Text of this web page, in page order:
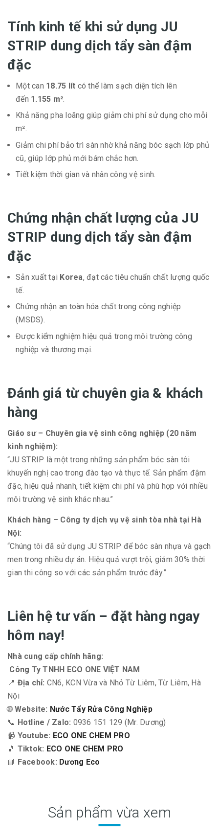
Tính kinh tế khi sử dụng JU
STRIP dung dịch tẩy sàn đậm
đặc
Một can 18.75 lít có thể làm sạch diện tích lên
đến 1.155 m²
Khả năng pha loãng giúp giảm chi phí sử dụng cho mỗi
m².
Giảm chi phí bảo trì sàn nhờ khả năng bóc sạch lớp phủ
cũ, giúp lớp phủ mới bám chắc hơn.
Tiết kiệm thời gian và nhân công vệ sinh.
Chứng nhận chất lượng của JU
STRIP dung dịch tẩy sàn đậm
đặc
Sản xuất tại Korea, đạt các tiêu chuẩn chất lượng quốc
tế.
Chứng nhận an toàn hóa chất trong công nghiệp
(MSDS).
Được kiểm nghiệm hiệu quả trong môi trường công
nghiệp và thương mại.
Đánh giá từ chuyên gia & khách
hàng
Giáo sư – Chuyên gia vệ sinh công nghiệp (20 năm
kinh nghiệm):
“JU STRIP là một trong những sản phẩm bóc sàn tôi
khuyến nghị cao trong đào tạo và thực tế. Sản phẩm đậm
đặc, hiệu quả nhanh, tiết kiệm chi phí và phù hợp với nhiều
môi trường vệ sinh khác nhau.”
Khách hàng – Công ty dịch vụ vệ sinh tòa nhà tại Hà
Nội:
“Chúng tôi đã sử dụng JU STRIP để bóc sàn nhựa và gạch
men trong nhiều dự án. Hiệu quả vượt trội, giảm 30% thời
gian thi công so với các sản phẩm trước đây.”
Liên hệ tư vấn – đặt hàng ngay
hôm nay!
Nhà cung cấp chính hãng:
Công Ty TNHH ECO ONE VIỆT NAM
📍 Địa chỉ: CN6, KCN Vừa và Nhỏ Từ Liêm, Từ Liêm, Hà
Nội
🌐 Website: Nước Tẩy Rửa Công Nghiệp
📞 Hotline / Zalo: 0936 151 129 (Mr. Dương)
📹 Youtube: ECO ONE CHEM PRO
🎵 Tiktok: ECO ONE CHEM PRO
📘 Facebook: Dương Eco
Sản phẩm vừa xem